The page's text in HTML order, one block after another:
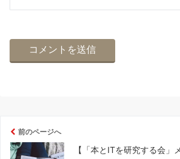
前のページへ
【「本とITを研究する会」